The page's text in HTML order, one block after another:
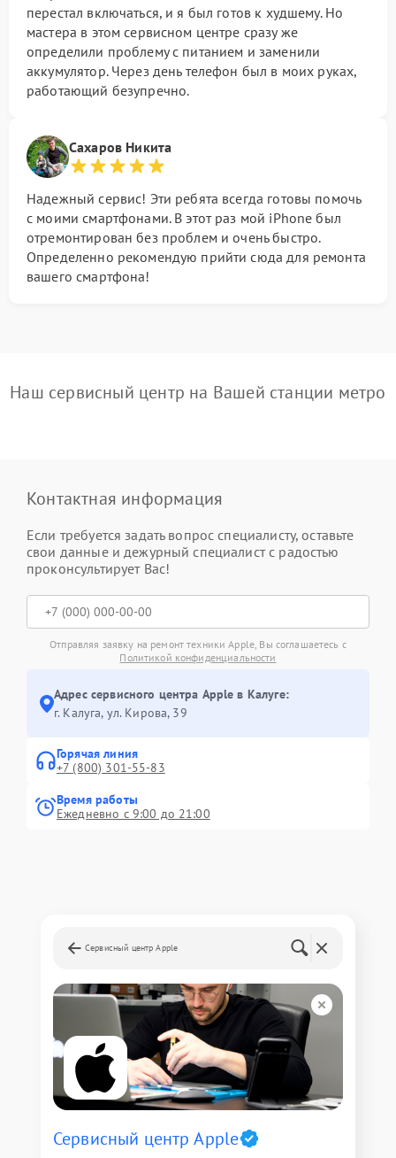
перестал включаться, и я был готов к худшему. Но
мастера в этом сервисном центре сразу же
определили проблему с питанием и заменили
аккумулятор. Через день телефон был в моих руках,
работающий безупречно.
Сахаров Никита
Надежный сервис! Эти ребята всегда готовы помочь
с моими смартфонами. В этот раз мой iPhone был
отремонтирован без проблем и очень быстро.
Определенно рекомендую прийти сюда для ремонта
вашего смартфона!
Наш сервисный центр на Вашей станции метро
Контактная информация
Если требуется задать вопрос специалисту, оставьте
свои данные и дежурный специалист с радостью
проконсультирует Вас!
Отправляя заявку на ремонт техники Apple, Вы соглашаетесь с
Политикой конфиденциальности
Адрес сервисного центра Apple в Калуге:
г. Калуга, ул. Кирова, 39
Горячая линия
+7 (800) 301-55-83
Время работы
Ежедневно с 9:00 до 21:00
Сервисный центр Apple
Сервисный центр Apple